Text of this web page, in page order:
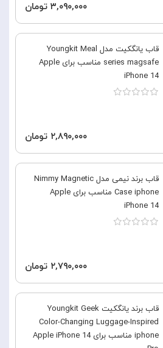
۳,۰۹۰,۰۰۰ تومان
قاب یانگکیت مدل Youngkit Meal
series magsafe مناسب برای Apple
iPhone 14
۲,۸۹۰,۰۰۰ تومان
قاب برند نیمی مدل Nimmy Magnetic
Case iphone مناسب برای Apple
iPhone 14
۲,۷۹۰,۰۰۰ تومان
قاب برند یانگکیت Youngkit Geek
Color-Changing Luggage-Inspired
iphone مناسب برای Apple iPhone 14